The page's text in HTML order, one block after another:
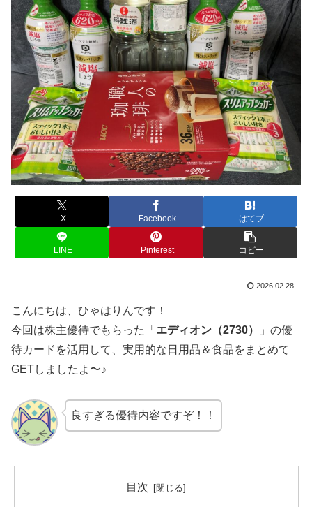
X Facebook はてブ
LINE Pinterest コピー
2026.02.28
こんにちは、ひゃはりんです！
今回は株主優待でもらった「 エディオン（2730）
」の優
待カードを活用して、実用的な日用品＆食品をまとめて
GETしましたよ〜♪
良すぎる優待内容ですぞ！！
目次